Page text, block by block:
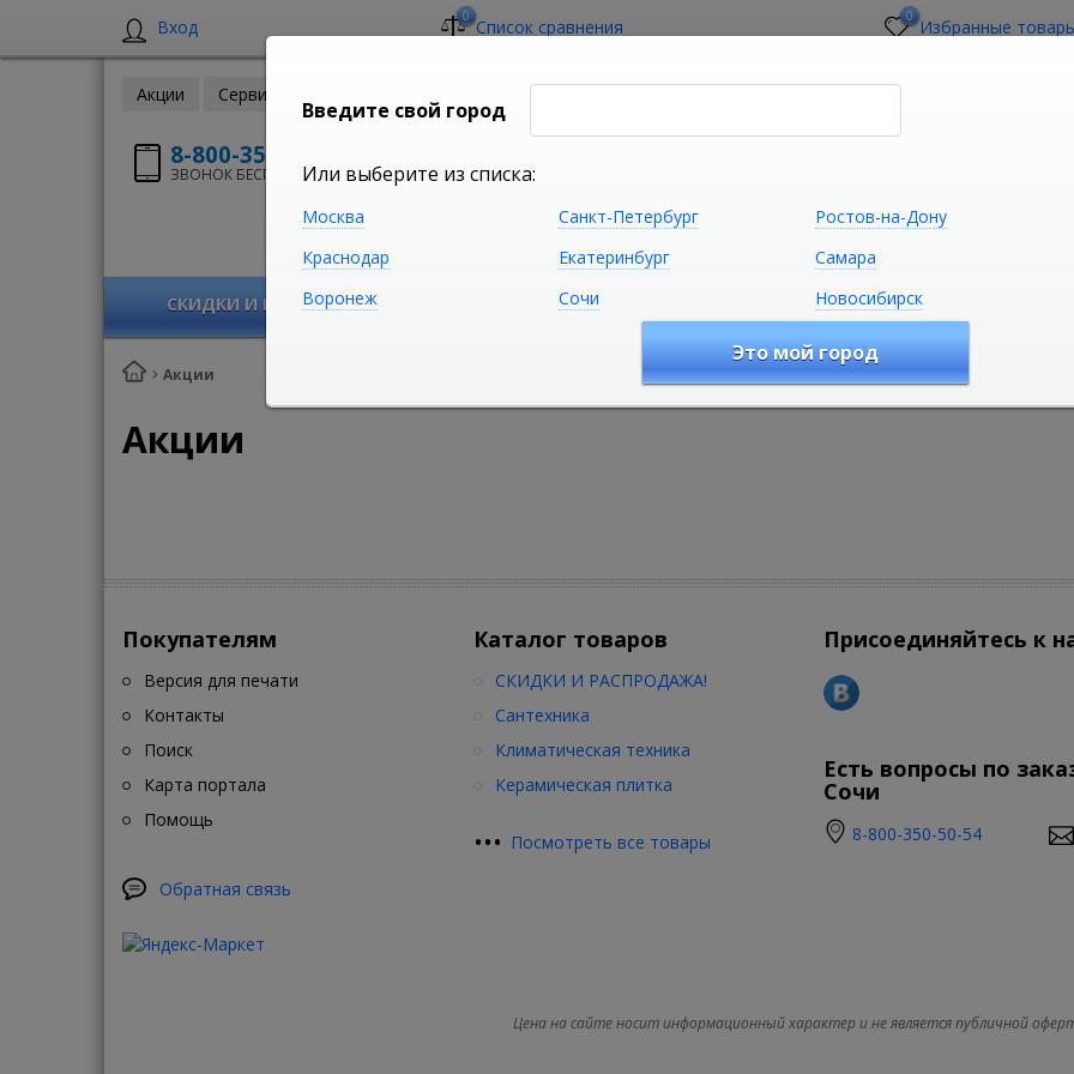
Вход 0 Список сравнения 0 Избранные
Акции Сервис Застройщикам
8-800-350-50-54
ЗВОНОК БЕСПЛАТНЫЙ!
СКИДКИ И РАСПРОДАЖА! Сантехника Климатическая
Акции
Акции
Покупателям
Версия для печати
Контакты
Поиск
Карта портала
Помощь
Обратная связь
Каталог товаров
СКИДКИ И РАСПРОДАЖА!
Сантехника
Климатическая техника
Керамическая плитка
••• Посмотреть все товары
Присоединяйтесь к
Есть вопросы по
Сочи
8-800-350-50-54
Цена на сайте носит информационный характер и не является публичной
Введите свой город
Или выберите из списка:
Москва Санкт-Петербург
Ростов-на-Дону
Краснодар
Екатеринбург
Самара
Воронеж
Сочи Новосибирск
Это мой город